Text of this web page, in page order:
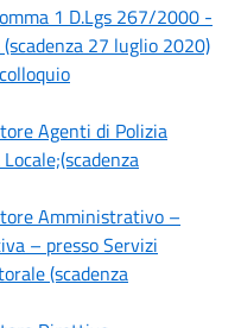
1 D.Lgs 267/2000 -
27 luglio 2020)
Agenti di Polizia
Amministrativo –
– presso Servizi
(scadenza